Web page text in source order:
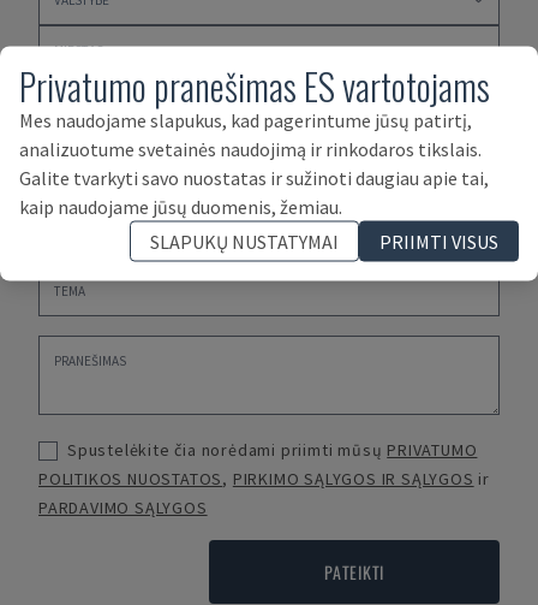
Spustelėkite čia norėdami priimti mūsų PRIVATUMO
POLITIKOS NUOSTATOS, PIRKIMO SĄLYGOS IR SĄLYGOS ir
PARDAVIMO SĄLYGOS
PATEIKTI
Privatumo pranešimas ES vartotojams
Mes naudojame slapukus, kad pagerintume jūsų patirtį,
analizuotume svetainės naudojimą ir rinkodaros tikslais.
Galite tvarkyti savo nuostatas ir sužinoti daugiau apie tai,
kaip naudojame jūsų duomenis, žemiau.
SLAPUKŲ NUSTATYMAI
PRIIMTI VISUS